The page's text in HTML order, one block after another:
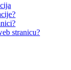
stranicu?